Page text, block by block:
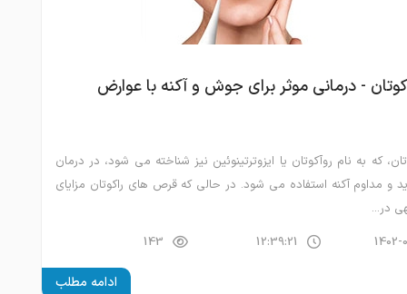
ادامه مطلب
- درمانی موثر برای جوش و آکنه با عوارض
که به نام روآکوتان یا ایزوترتینوئین نیز شناخته می شود، در درمان
و مداوم آکنه استفاده می شود. در حالی که قرص های راکوتان مزایای
در...
12:39:21
143